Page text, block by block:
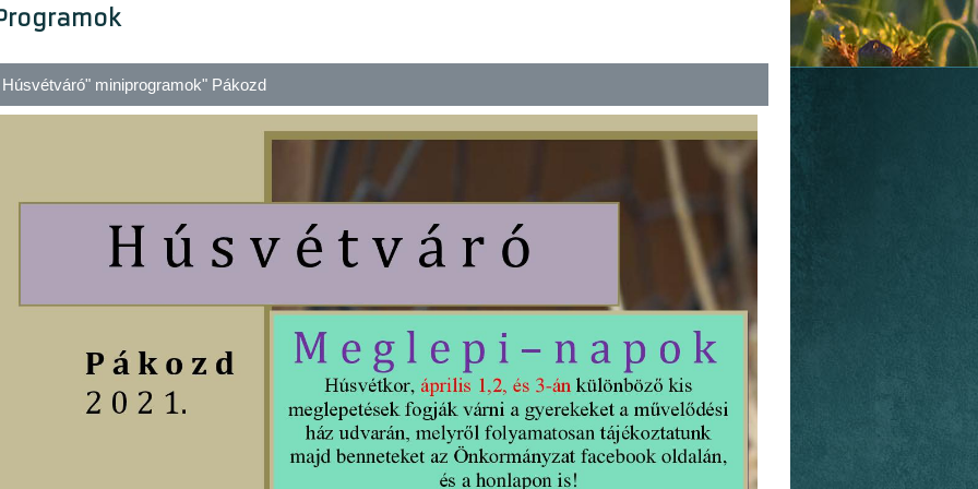
Húsvétváró" miniprogramok" Pákozd